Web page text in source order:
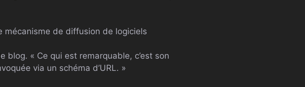
mécanisme de diffusion de logiciels
« Ce qui est remarquable, c’est son
via un schéma d’URL. »